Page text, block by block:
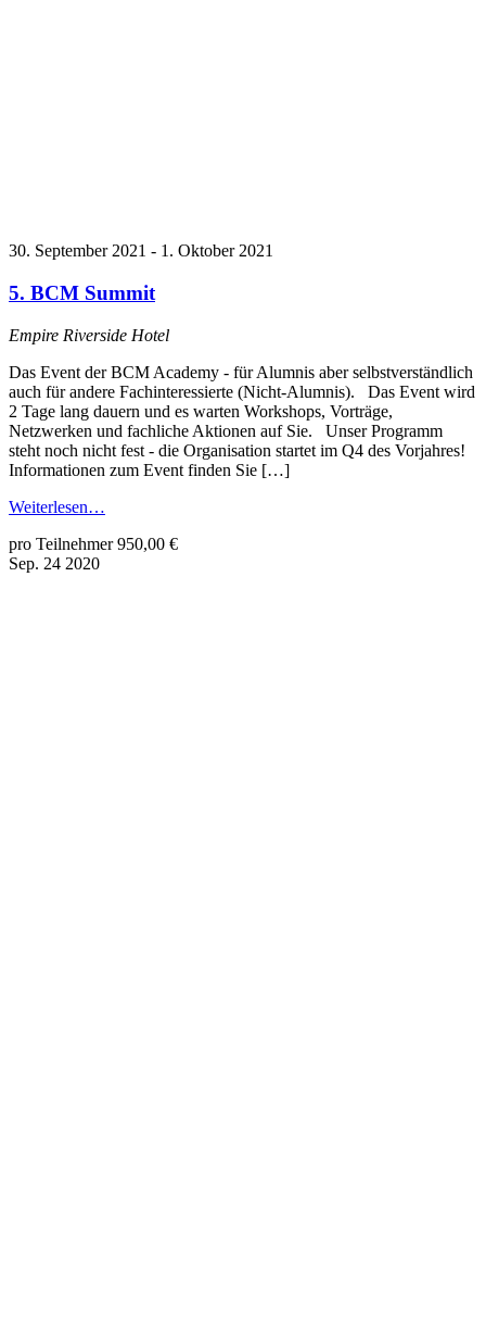
30. September 2021 - 1. Oktober 2021
5. BCM Summit
Empire Riverside Hotel
Das Event der BCM Academy - für Alumnis aber selbstverständlich
auch für andere Fachinteressierte (Nicht-Alumnis). Das Event wird
2 Tage lang dauern und es warten Workshops, Vorträge,
Netzwerken und fachliche Aktionen auf Sie. Unser Programm
steht noch nicht fest - die Organisation startet im Q4 des Vorjahres!
Informationen zum Event finden Sie […]
Weiterlesen…
pro Teilnehmer 950,00 €
Sep. 24 2020